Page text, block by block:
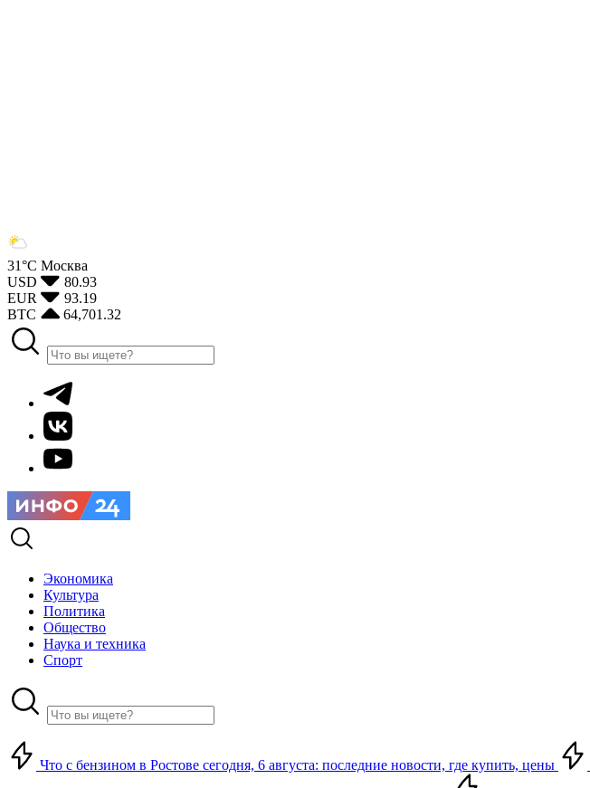
31°С Москва
USD
80.93
EUR
93.19
BTC
64,701.32
Экономика
Культура
Политика
Общество
Наука и техника
Спорт
Что с бензином в Ростове сегодня, 6 августа: последние новости, где купить, цены